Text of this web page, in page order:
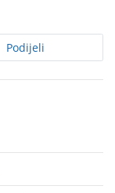
Podijeli